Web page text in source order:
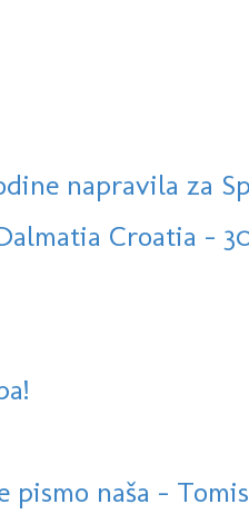
napravila za
Croatia -
pismo naša -